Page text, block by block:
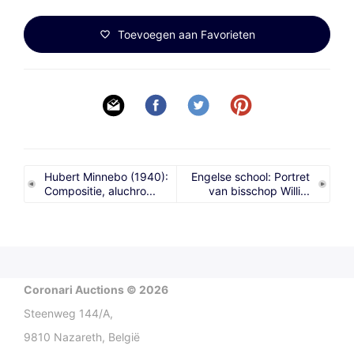
Toevoegen aan Favorieten
Hubert Minnebo (1940):
Compositie, aluchro...
Engelse school: Portret
van bisschop Willi...
Coronari Auctions © 2026
Steenweg 144/A,
9810 Nazareth, België